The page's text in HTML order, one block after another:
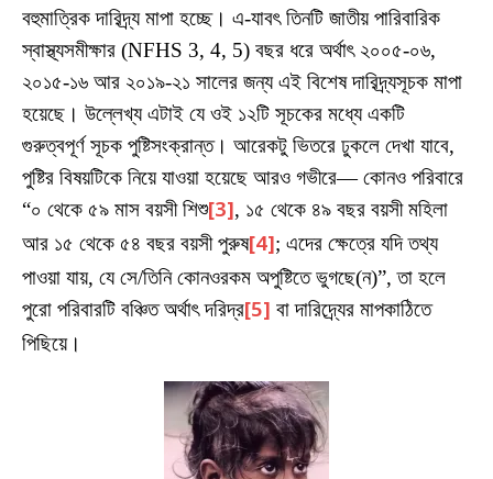
বহুমাত্রিক দারিদ্র্য মাপা হচ্ছে। এ-যাবৎ তিনটি জাতীয় পারিবারিক
স্বাস্থ্যসমীক্ষার (NFHS 3, 4, 5) বছর ধরে অর্থাৎ ২০০৫-০৬,
২০১৫-১৬ আর ২০১৯-২১ সালের জন্য এই বিশেষ দারিদ্র্যসূচক মাপা
হয়েছে। উল্লেখ্য এটাই যে ওই ১২টি সূচকের মধ্যে একটি
গুরুত্বপূর্ণ সূচক পুষ্টিসংক্রান্ত। আরেকটু ভিতরে ঢুকলে দেখা যাবে,
পুষ্টির বিষয়টিকে নিয়ে যাওয়া হয়েছে আরও গভীরে— কোনও পরিবারে
“০ থেকে ৫৯ মাস বয়সী শিশু[3], ১৫ থেকে ৪৯ বছর বয়সী মহিলা
আর ১৫ থেকে ৫৪ বছর বয়সী পুরুষ[4]; এদের ক্ষেত্রে যদি তথ্য
পাওয়া যায়, যে সে/তিনি কোনওরকম অপুষ্টিতে ভুগছে(ন)”, তা হলে
পুরো পরিবারটি বঞ্চিত অর্থাৎ দরিদ্র[5] বা দারিদ্র্যের মাপকাঠিতে
পিছিয়ে।